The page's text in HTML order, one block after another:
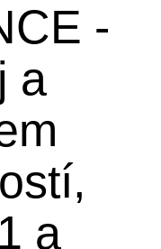
-
a
a